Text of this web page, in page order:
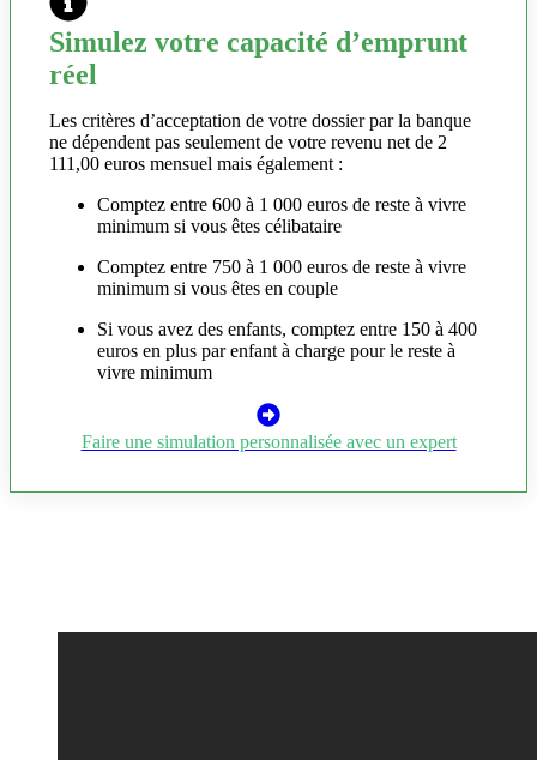
Simulez votre capacité d’emprunt
réel
Les critères d’acceptation de votre dossier par la banque
ne dépendent pas seulement de votre revenu net de 2
111,00 euros mensuel mais également :
Comptez entre 600 à 1 000 euros de reste à vivre
minimum si vous êtes célibataire
Comptez entre 750 à 1 000 euros de reste à vivre
minimum si vous êtes en couple
Si vous avez des enfants, comptez entre 150 à 400
euros en plus par enfant à charge pour le reste à
vivre minimum
Faire une simulation personnalisée avec un expert